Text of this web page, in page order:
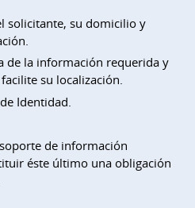
solicitante, su domicilio y
de la información requerida y
su localización.
Identidad.
de información
éste último una obligación